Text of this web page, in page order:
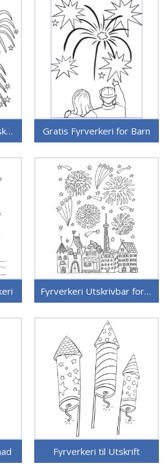
Gratis Fyrverkeri til Utskrift Gratis Fyrverkeri for Barn
Fyrverkeri Utskrivbar for Barn
Fyrverkeri til Utskrift